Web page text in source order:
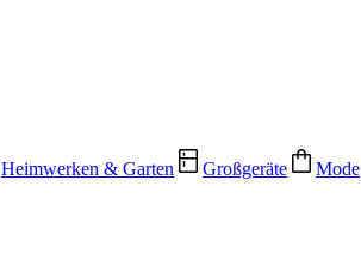
Heimwerken & Garten Großgeräte Mode